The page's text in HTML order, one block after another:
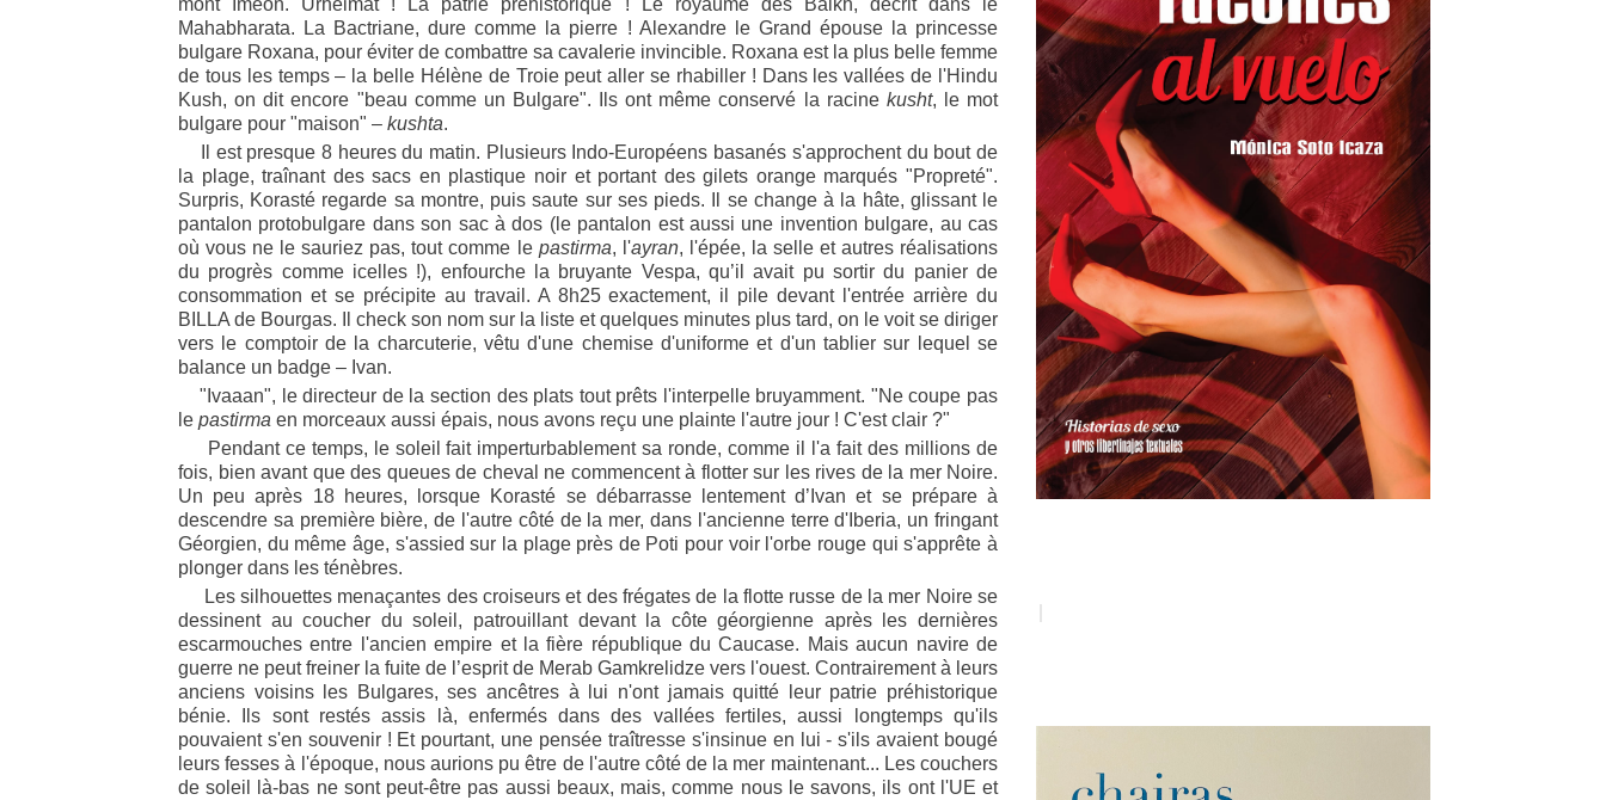
mont Imeon. Urheimat ! La patrie préhistorique ! Le royaume des Balkh, décrit dans le
Mahabharata. La Bactriane, dure comme la pierre ! Alexandre le Grand épouse la princesse
bulgare Roxana, pour éviter de combattre sa cavalerie invincible. Roxana est la plus belle femme
de tous les temps – la belle Hélène de Troie peut aller se rhabiller ! Dans les vallées de l'Hindu
Kush, on dit encore "beau comme un Bulgare". Ils ont même conservé la racine kusht, le mot
bulgare pour "maison" – kushta.
Il est presque 8 heures du matin. Plusieurs Indo-Européens basanés s'approchent du bout de
la plage, traînant des sacs en plastique noir et portant des gilets orange marqués "Propreté".
Surpris, Korasté regarde sa montre, puis saute sur ses pieds. Il se change à la hâte, glissant le
pantalon protobulgare dans son sac à dos (le pantalon est aussi une invention bulgare, au cas
où vous ne le sauriez pas, tout comme le pastirma, l'ayran, l'épée, la selle et autres réalisations
du progrès comme icelles !), enfourche la bruyante Vespa, qu’il avait pu sortir du panier de
consommation et se précipite au travail. A 8h25 exactement, il pile devant l'entrée arrière du
BILLA de Bourgas. Il check son nom sur la liste et quelques minutes plus tard, on le voit se diriger
vers le comptoir de la charcuterie, vêtu d'une chemise d'uniforme et d'un tablier sur lequel se
balance un badge – Ivan.
"Ivaaan", le directeur de la section des plats tout prêts l'interpelle bruyamment. "Ne coupe pas
le pastirma en morceaux aussi épais, nous avons reçu une plainte l'autre jour ! C'est clair ?"
Pendant ce temps, le soleil fait imperturbablement sa ronde, comme il l'a fait des millions de
fois, bien avant que des queues de cheval ne commencent à flotter sur les rives de la mer Noire.
Un peu après 18 heures, lorsque Korasté se débarrasse lentement d’Ivan et se prépare à
descendre sa première bière, de l'autre côté de la mer, dans l'ancienne terre d'Iberia, un fringant
Géorgien, du même âge, s'assied sur la plage près de Poti pour voir l'orbe rouge qui s'apprête à
plonger dans les ténèbres.
Les silhouettes menaçantes des croiseurs et des frégates de la flotte russe de la mer Noire se
dessinent au coucher du soleil, patrouillant devant la côte géorgienne après les dernières
escarmouches entre l'ancien empire et la fière république du Caucase. Mais aucun navire de
guerre ne peut freiner la fuite de l’esprit de Merab Gamkrelidze vers l'ouest. Contrairement à leurs
anciens voisins les Bulgares, ses ancêtres à lui n'ont jamais quitté leur patrie préhistorique
bénie. Ils sont restés assis là, enfermés dans des vallées fertiles, aussi longtemps qu'ils
pouvaient s'en souvenir ! Et pourtant, une pensée traîtresse s'insinue en lui - s'ils avaient bougé
leurs fesses à l'époque, nous aurions pu être de l'autre côté de la mer maintenant... Les couchers
de soleil là-bas ne sont peut-être pas aussi beaux, mais, comme nous le savons, ils ont l'UE et